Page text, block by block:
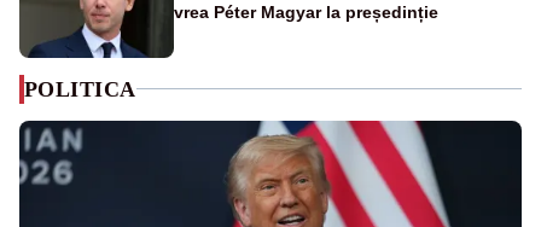
vrea Péter Magyar la președinție
POLITICA